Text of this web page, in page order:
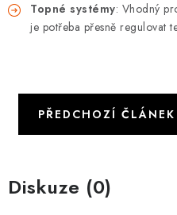
Topné systémy: Vhodný
je potřeba přesně regulovat
PŘEDCHOZÍ ČLÁNEK
Diskuze (0)